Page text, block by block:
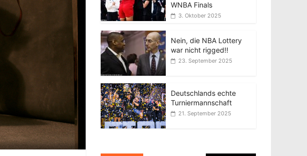
WNBA Finals
3. Oktober 2025
Nein, die NBA Lottery
war nicht rigged!!
23. September 2025
Deutschlands echte
Turniermannschaft
21. September 2025